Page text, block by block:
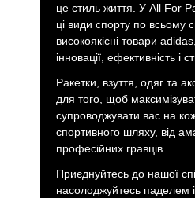
це стиль життя. У All For
ці види спорту по всьому
високоякісні товари
інновації, ефективність і
Ракетки, взуття, одяг та
для того, щоб
супроводжувати вас на
спортивного шляху, від
професійних гравців.
Приєднуйтесь до нашої
насолоджуйтесь паделем і